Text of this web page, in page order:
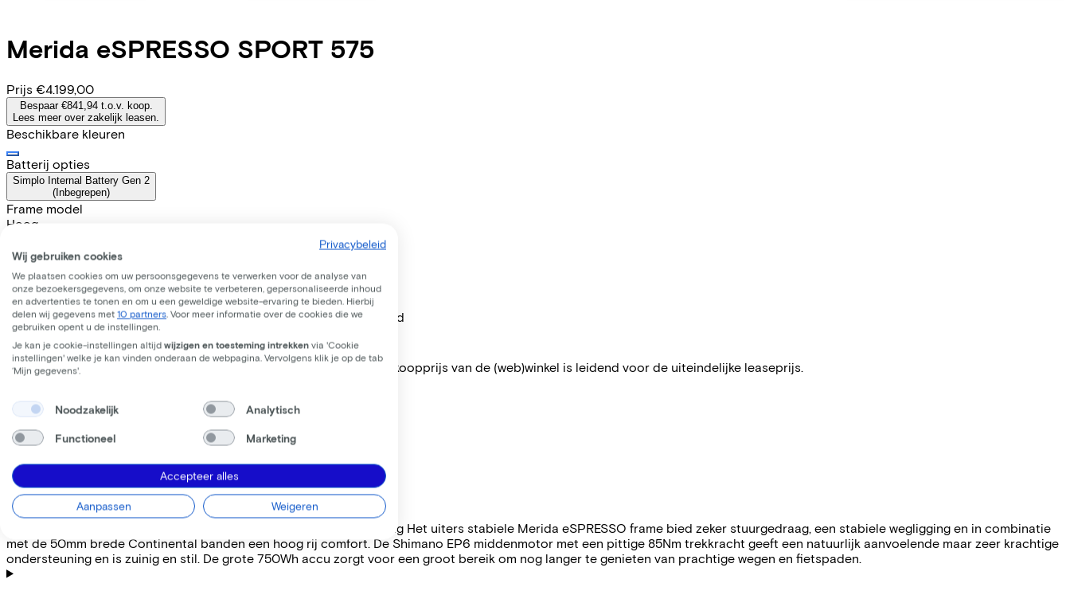
Merida eSPRESSO SPORT 575
Prijs €4.199,00
Bespaar €841,94 t.o.v. koop.
Lees meer over zakelijk leasen.
Beschikbare kleuren
Batterij opties
Simplo Internal Battery Gen 2
( Inbegrepen)
Frame model
Hoog
Accu afneembaar
WERKNEMER ZELFSTANDIGE
Deze fiets lease je via je werkgever. Bereken de leaseprijs per maand
Bruto maandsalaris€
Mijn werkgever betaalt €
Let op: de vermelde lease- en verkoopprijzen zijn indicatief. De verkoopprijs van de (web)winkel is leidend voor de uiteindelijke leaseprijs.
Incl. Service & verzekeringspakket
Overnameprijs na 3 jaar:
Informatie
+−
Subliem stuurgedrag, intube 750Wh accu en soepele ondersteuning Het uiters stabiele Merida eSPRESSO frame bied zeker stuurgedraag, een stabiele wegligging en in combinatie
met de 50mm brede Continental banden een hoog rij comfort. De Shimano EP6 middenmotor met een pittige 85Nm trekkracht geeft een natuurlijk aanvoelende maar zeer krachtige
ondersteuning en is zuinig en stil. De grote 750Wh accu zorgt voor een groot bereik om nog langer te genieten van prachtige wegen en fietspaden.
Privacybeleid
Wij gebruiken cookies
We plaatsen cookies om uw persoonsgegevens te verwerken voor de analyse van
onze bezoekersgegevens, om onze website te verbeteren, gepersonaliseerde inhoud
en advertenties te tonen en om u een geweldige website-ervaring te bieden. Hierbij
delen wij gegevens met 10 partners . Voor meer informatie over de cookies die we
gebruiken opent u de instellingen.
Je kan je cookie-instellingen altijd wijzigen en toesteming intrekken via 'Cookie
instellingen' welke je kan vinden onderaan de webpagina. Vervolgens klik je op de tab
‘Mijn gegevens'.
Noodzakelijk Analytisch
Functioneel Marketing
Accepteer alles
Aanpassen Weigeren